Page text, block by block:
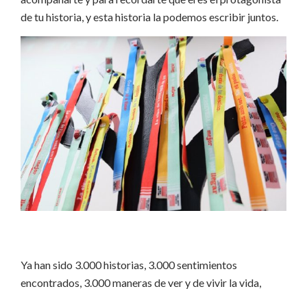
de tu historia, y esta historia la podemos escribir juntos.
Ya han sido 3.000 historias, 3.000 sentimientos
encontrados, 3.000 maneras de ver y de vivir la vida,